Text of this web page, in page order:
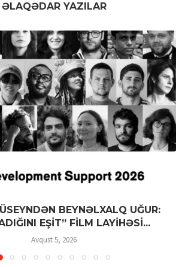
ƏLAQƏDAR YAZILAR
BEYNƏLXALQ UĞUR:
EŞİT” FİLM LAYİHƏSİ...
Avqust 5, 2026